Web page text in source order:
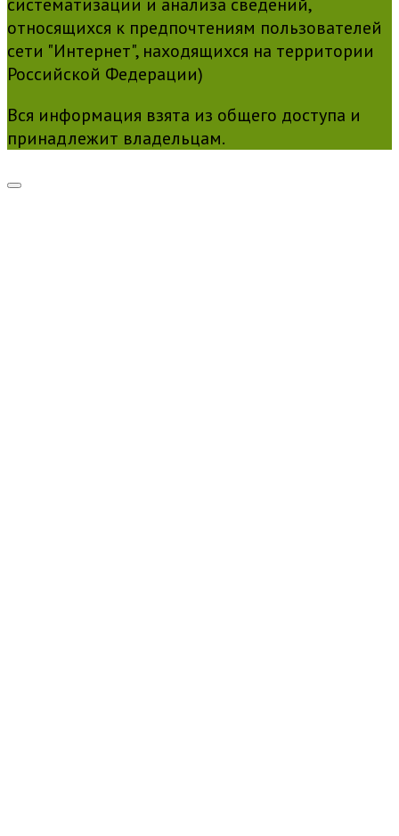
систематизации и анализа сведений,
относящихся к предпочтениям пользователей
сети "Интернет", находящихся на территории
Российской Федерации)
Вся информация взята из общего доступа и
принадлежит владельцам.